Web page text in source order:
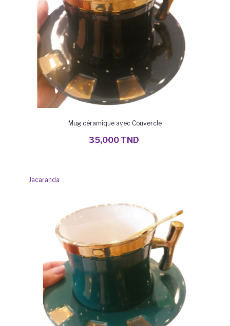
Mug céramique avec Couvercle
35,000 TND
Jacaranda